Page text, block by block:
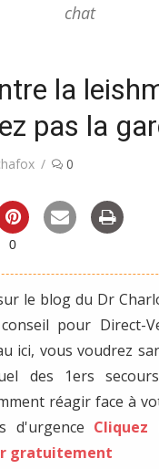
chat
la
pas la
0
0
le blog du Dr
pour Direct-
ici, vous voudrez
des 1ers
réagir face à
d'urgence
gratuitement